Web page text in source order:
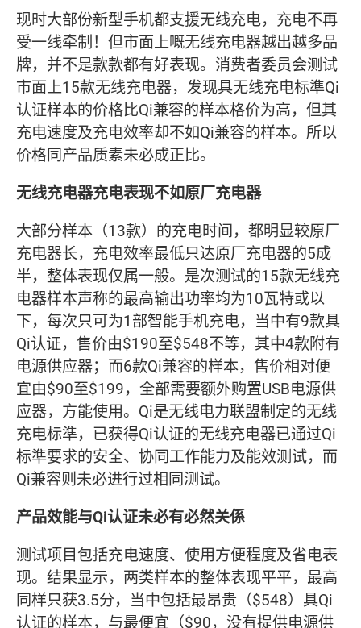
现时大部份新型手机都支援无线充电，充电不再
受一线牵制！但市面上嘅无线充电器越出越多品
牌，并不是款款都有好表现。消费者委员会测试
市面上15款无线充电器，发现具无线充电标準Qi
认证样本的价格比Qi兼容的样本格价为高，但其
充电速度及充电效率却不如Qi兼容的样本。所以
价格同产品质素未必成正比。
无线充电器充电表现不如原厂充电器
大部分样本（13款）的充电时间，都明显较原厂
充电器长，充电效率最低只达原厂充电器的5成
半，整体表现仅属一般。是次测试的15款无线充
电器样本声称的最高输出功率均为10瓦特或以
下，每次只可为1部智能手机充电，当中有9款具
Qi认证，售价由$190至$548不等，其中4款附有
电源供应器；而6款Qi兼容的样本，售价相对便
宜由$90至$199，全部需要额外购置USB电源供
应器，方能使用。Qi是无线电力联盟制定的无线
充电标準，已获得Qi认证的无线充电器已通过Qi
标準要求的安全、协同工作能力及能效测试，而
Qi兼容则未必进行过相同测试。
产品效能与Qi认证未必有必然关係
测试项目包括充电速度、使用方便程度及省电表
现。结果显示，两类样本的整体表现平平，最高
同样只获3.5分，当中包括最昂贵（$548）具Qi
认证的样本，与最便宜（$90，没有提供电源供